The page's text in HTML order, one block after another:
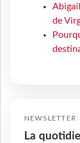
de
NEWSLETTER
La